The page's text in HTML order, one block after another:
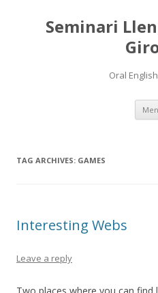
Seminari
Oral
TAG ARCHIVES: GAMES
Interesting Webs
Leave a reply